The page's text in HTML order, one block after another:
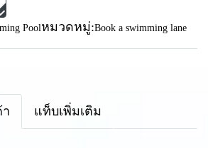
Poolหมวดหมู่:Book a swimming lane
แท็บเพิ่มเติม